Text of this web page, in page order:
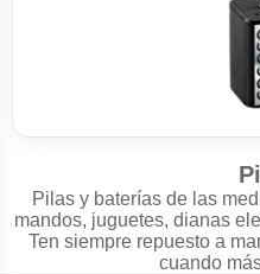
Pilas y baterías de las
mandos, juguetes, dianas
Ten siempre repuesto a
cuando